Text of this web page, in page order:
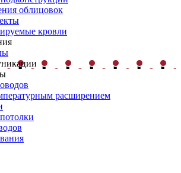
облицовок
кровли
расширением